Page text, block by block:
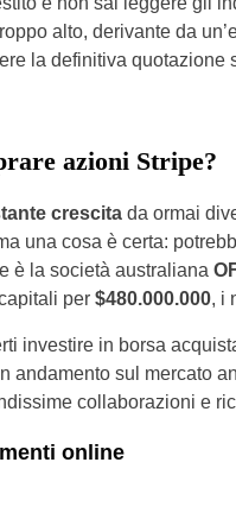
alto, derivante da
la definitiva quotazione
azioni Stripe?
crescita da ormai
una cosa è certa:
è la società australiana
per $480.000.000, i
investire in borsa
andamento sul mercato
collaborazioni e
online